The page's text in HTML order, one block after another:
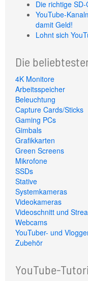
Die richtige
YouTube-
damit Geld!
Lohnt sich
Die
4K Monitore
Arbeitsspeicher
Beleuchtung
Capture Cards/Sticks
Gaming PCs
Gimbals
Grafikkarten
Green Screens
Mikrofone
SSDs
Stative
Systemkameras
Videokameras
Videoschnitt und
Webcams
YouTuber- und
Zubehör
YouTube-